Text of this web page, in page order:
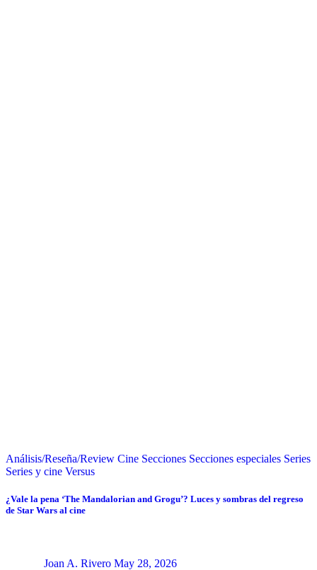
Análisis/Reseña/Review Cine Secciones Secciones especiales Series
Series y cine Versus
¿Vale la pena ‘The Mandalorian and Grogu’? Luces y sombras del regreso
de Star Wars al cine
Joan A. Rivero May 28, 2026